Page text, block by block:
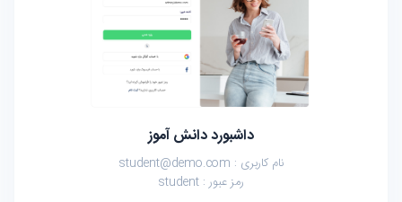
داشبورد دانش آموز
نام کاربری : student@demo.com
رمز عبور : student